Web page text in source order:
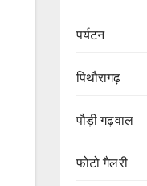
पर्यटन
पिथौरागढ़
पौड़ी गढ़वाल
फोटो गैलरी